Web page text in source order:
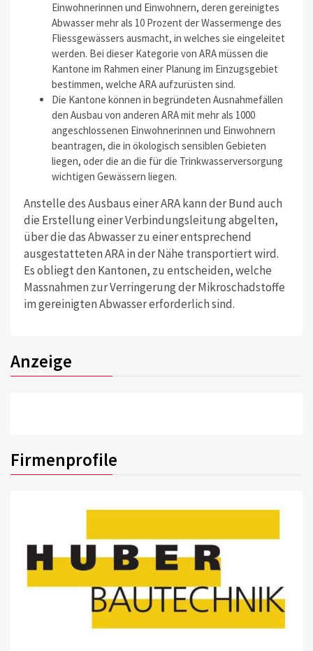
Einwohnerinnen und Einwohnern, deren gereinigtes
Abwasser mehr als 10 Prozent der Wassermenge des
Fliessgewässers ausmacht, in welches sie eingeleitet
werden. Bei dieser Kategorie von ARA müssen die
Kantone im Rahmen einer Planung im Einzugsgebiet
bestimmen, welche ARA aufzurüsten sind.
Die Kantone können in begründeten Ausnahmefällen
den Ausbau von anderen ARA mit mehr als 1000
angeschlossenen Einwohnerinnen und Einwohnern
beantragen, die in ökologisch sensiblen Gebieten
liegen, oder die an die für die Trinkwasserversorgung
wichtigen Gewässern liegen.
Anstelle des Ausbaus einer ARA kann der Bund auch
die Erstellung einer Verbindungsleitung abgelten,
über die das Abwasser zu einer entsprechend
ausgestatteten ARA in der Nähe transportiert wird.
Es obliegt den Kantonen, zu entscheiden, welche
Massnahmen zur Verringerung der Mikroschadstoffe
im gereinigten Abwasser erforderlich sind.
Anzeige
Firmenprofile